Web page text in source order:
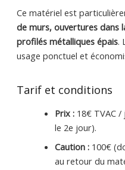
Ce matériel est
de murs, ouvertures dans
profilés métalliques épais.
usage ponctuel et
Tarif et conditions
Prix :18€ TVAC /
le 2e jour).
Caution :100€
au retour du